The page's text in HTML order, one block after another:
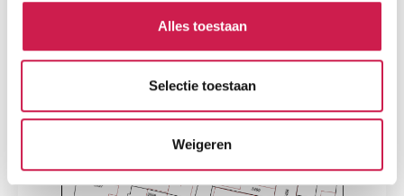
Alles toestaan
Selectie toestaan
Weigeren